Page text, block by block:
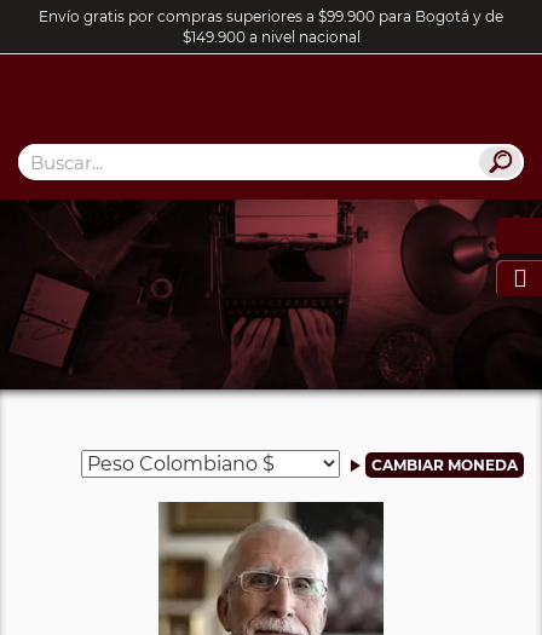
Envío gratis por compras superiores a $99.900 para Bogotá y de
$149.900 a nivel nacional
